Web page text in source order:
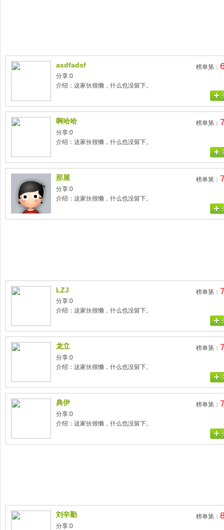
asdfadsf 榜单第：
分享:0
介绍：这家伙很懒，什么也没留下。
啊哈哈 榜单第：
分享:0
介绍：这家伙很懒，什么也没留下。
那屋 榜单第：
分享:0
介绍：这家伙很懒，什么也没留下。
LZJ 榜单第：
分享:0
介绍：这家伙很懒，什么也没留下。
龙立 榜单第：
分享:0
介绍：这家伙很懒，什么也没留下。
典伊 榜单第：
分享:0
介绍：这家伙很懒，什么也没留下。
刘辛勤 榜单第：
分享:0